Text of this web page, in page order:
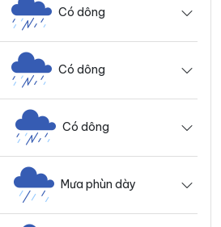
Có dông
Có dông
Có dông
Mưa phùn dày